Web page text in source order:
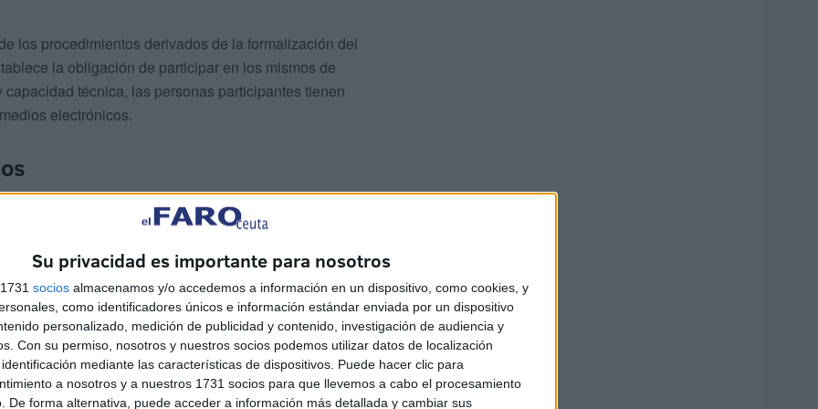
Su privacidad es importante para nosotros
socios almacenamos y/o accedemos a información en un dispositivo, como cookies, y
como identificadores únicos e información estándar enviada por un dispositivo
personalizado, medición de publicidad y contenido, investigación de audiencia y
Con su permiso, nosotros y nuestros socios podemos utilizar datos de localización
mediante las características de dispositivos. Puede hacer clic para
a nosotros y a nuestros 1731 socios para que llevemos a cabo el procesamiento
De forma alternativa, puede acceder a información más detallada y cambiar sus
los procedimientos derivados de la formalización del
la obligación de participar en los mismos de
técnica, las personas participantes tienen
electrónicos.
del Registro Electrónico Común (REC) del MEFP,
registro/action/are/acceso.do.
podrán presentarse en esta Dirección Provincial,